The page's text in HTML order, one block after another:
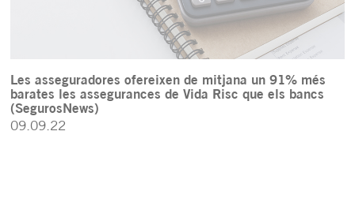
Les asseguradores ofereixen de mitjana un 91% més
barates les assegurances de Vida Risc que els bancs
(SegurosNews)
09.09.22